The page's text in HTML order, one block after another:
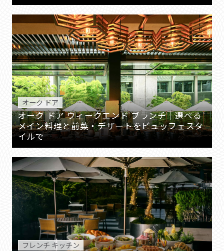
オーク ドア
オーク ドア ウィークエンド ブランチ｜選べる
メイン料理と前菜・デザートをビュッフェスタ
イルで
フレンチ キッチン